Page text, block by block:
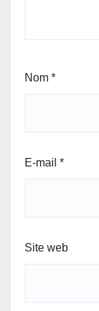
Nom *
E-mail *
Site web